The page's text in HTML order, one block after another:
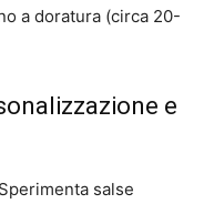
a doratura (circa 20-
e
salse